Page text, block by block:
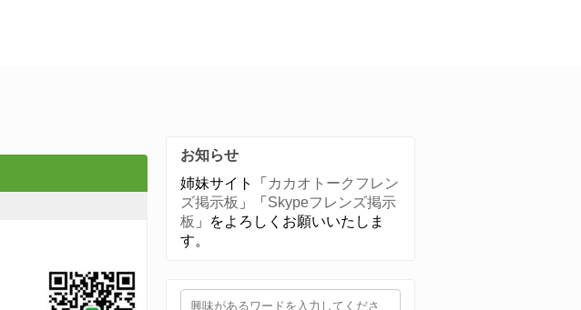
お知らせ
姉妹サイト「 カカオトークフレン
ズ掲示板 」「 Skypeフレンズ掲示
板 」をよろしくお願いいたしま
す。